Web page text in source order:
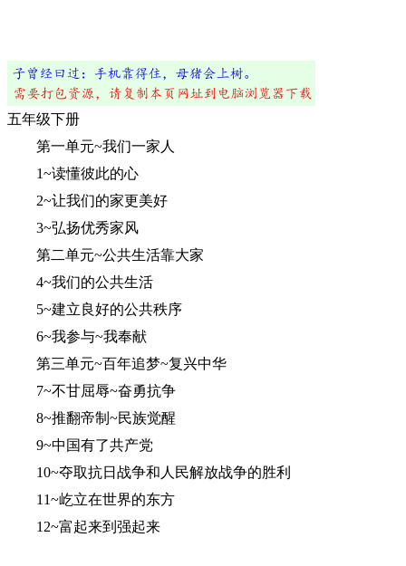
五年级下册
第一单元~我们一家人
1~读懂彼此的心
2~让我们的家更美好
3~弘扬优秀家风
第二单元~公共生活靠大家
4~我们的公共生活
5~建立良好的公共秩序
6~我参与~我奉献
第三单元~百年追梦~复兴中华
7~不甘屈辱~奋勇抗争
8~推翻帝制~民族觉醒
9~中国有了共产党
10~夺取抗日战争和人民解放战争的胜利
11~屹立在世界的东方
12~富起来到强起来